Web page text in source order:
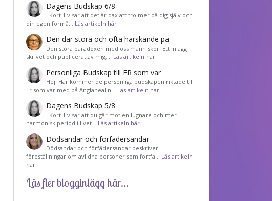
Dagens Budskap 6/8
Kort 1 visar att det är dax att tro mer på dig själv och
din egen förmå… Läs artikeln här
Den där stora och ofta härskande pa
Den stora paradoxen med oss människor. Ett inlägg
skrivet och publicerat av mig,… Läs artikeln här
Personliga Budskap till ER som var
Hej! Här kommer de personliga budskapen riktade till
Er som var med på Änglahealin… Läs artikeln här
Dagens Budskap 5/8
Kort 1 visar att du går mot en lugnare och mer
harmonisk period i livet… Läs artikeln här
Dödsandar och förfädersandar
Dödsandar och förfädersandar beskriver
föreställningar om avlidna personer som fortfa… Läs artikeln
här
Läs fler blogginlägg här...